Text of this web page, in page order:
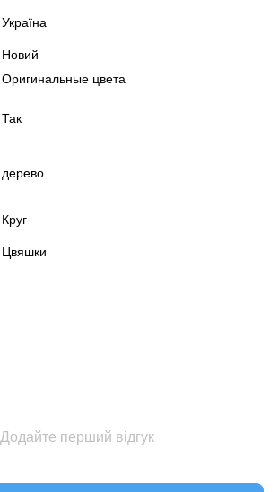
Україна
Новий
Оригинальные цвета
Так
дерево
Круг
Цвяшки
Додайте перший відгук